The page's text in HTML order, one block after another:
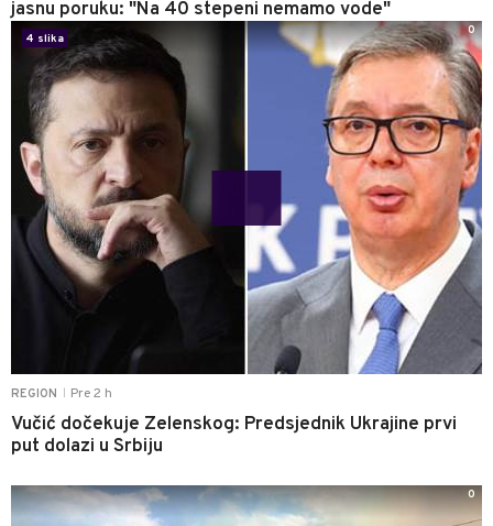
jasnu poruku: "Na 40 stepeni nemamo vode"
REGION Pre 2 h
Vučić dočekuje Zelenskog: Predsjednik Ukrajine prvi
put dolazi u Srbiju
4 slika
0
0